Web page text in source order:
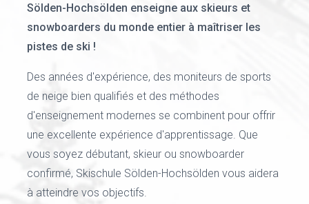
Sölden-Hochsölden enseigne aux skieurs et
snowboarders du monde entier à maîtriser les
pistes de ski !
Des années d'expérience, des moniteurs de sports
de neige bien qualifiés et des méthodes
d'enseignement modernes se combinent pour offrir
une excellente expérience d'apprentissage. Que
vous soyez débutant, skieur ou snowboarder
confirmé, Skischule Sölden-Hochsölden vous aidera
à atteindre vos objectifs.